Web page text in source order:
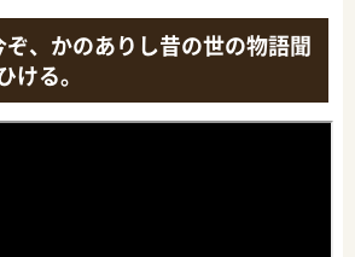
、かのありし昔の世の物語聞
ける。